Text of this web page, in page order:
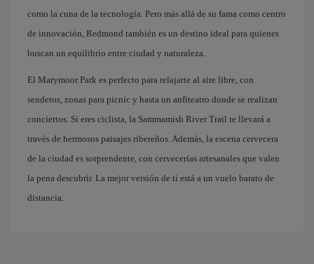
como la cuna de la tecnología. Pero más allá de su fama como centro
de innovación, Redmond también es un destino ideal para quienes
buscan un equilibrio entre ciudad y naturaleza.
El Marymoor Park es perfecto para relajarte al aire libre, con
senderos, zonas para picnic y hasta un anfiteatro donde se realizan
conciertos. Si eres ciclista, la Sammamish River Trail te llevará a
través de hermosos paisajes ribereños. Además, la escena cervecera
de la ciudad es sorprendente, con cervecerías artesanales que valen
la pena descubrir. La mejor versión de ti está a un vuelo barato de
distancia.